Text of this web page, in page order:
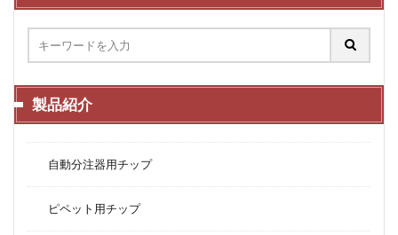
製品紹介
自動分注器用チップ
ピペット用チップ